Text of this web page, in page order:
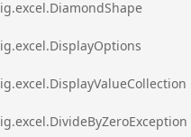
ig.excel.DiamondShape
ig.excel.DisplayOptions
ig.excel.DisplayValueCollection
ig.excel.DivideByZeroException